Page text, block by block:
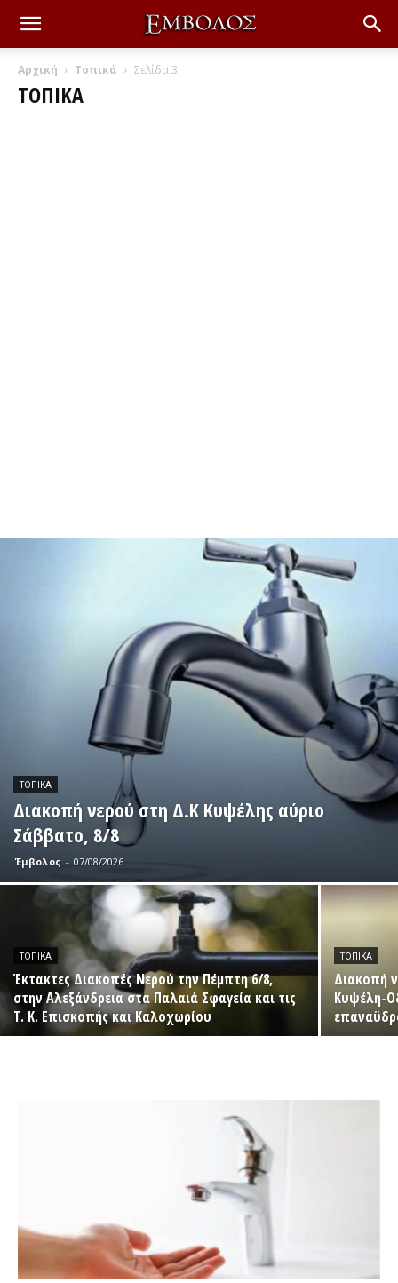
Αρχική Τοπικά Σελίδα 3
ΤΟΠΙΚΆ
ΤΟΠΙΚΆ
Διακοπή νερού στη Δ.Κ Κυψέλης αύριο
Σάββατο, 8/8
Έμβολος - 07/08/2026
ΤΟΠΙΚΆ
Έκτακτες Διακοπές Νερού την Πέμπτη 6/8,
στην Αλεξάνδρεια στα Παλαιά Σφαγεία και τις
Τ. Κ. Επισκοπής και Καλοχωρίου
ΤΟΠΙΚΆ
Διακοπή
Κυψέλη-